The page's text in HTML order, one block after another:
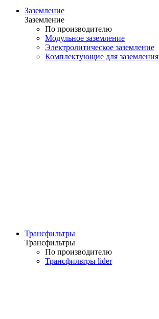
Заземление
Заземление
По производителю
Модульное заземление
Электролитическое заземление
Комплектующие для заземления
Трансфильтры
Трансфильтры
По производителю
Трансфильтры lider